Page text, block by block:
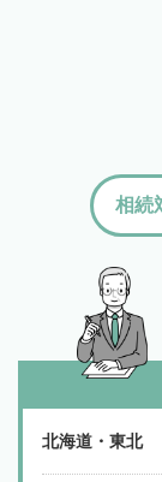
相続
北海道・東北